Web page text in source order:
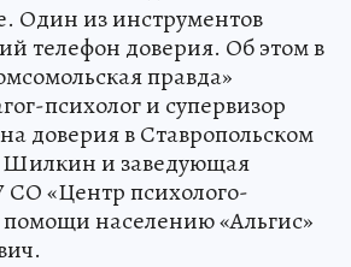
Один из инструментов
телефон доверия. Об этом в
правда»
психолог и супервизор
доверия в Ставропольском
Шилкин и заведующая
«Центр психолого-
помощи населению «Альгис»